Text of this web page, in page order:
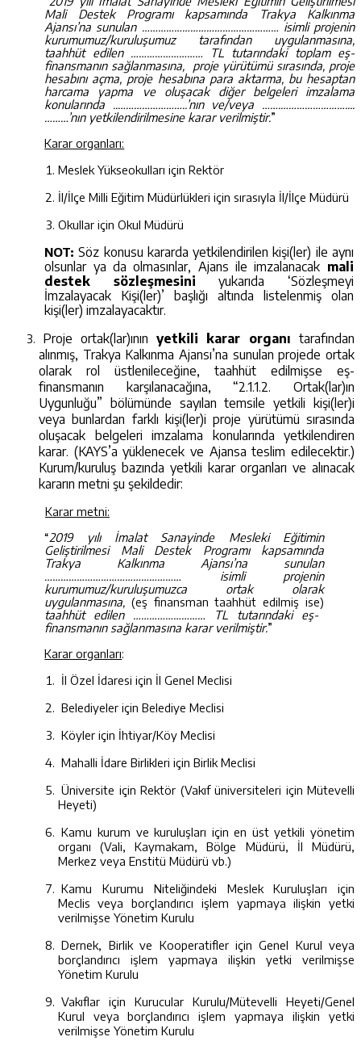
Mali Destek Programı kapsamında Trakya Kalkınma
Ajansı’na sunulan …………………………………………… isimli projenin
kurumumuz/kuruluşumuz tarafından uygulanmasına,
taahhüt edilen ……………………… TL tutarındaki toplam eş-
finansmanın sağlanmasına, proje yürütümü sırasında, proje
hesabını açma, proje hesabına para aktarma, bu hesaptan
harcama yapma ve oluşacak diğer belgeleri imzalama
konularında ..……………………..’nın ve/veya …….……………………....
………’nın yetkilendirilmesine karar verilmiştir.”
Karar organları:
Meslek Yükseokulları için Rektör
İl/İlçe Milli Eğitim Müdürlükleri için sırasıyla İl/İlçe Müdürü
Okullar için Okul Müdürü
NOT:Söz konusu kararda yetkilendirilen kişi(ler) ile aynı
olsunlar ya da olmasınlar, Ajans ile imzalanacak mali
destek
sözleşmesini yukarıda ‘Sözleşmeyi
İmzalayacak Kişi(ler)’ başlığı altında listelenmiş olan
kişi(ler) imzalayacaktır.
Proje ortak(lar)ınınyetkili karar organı tarafından
alınmış, Trakya Kalkınma Ajansı’na sunulan projede ortak
olarak rol üstlenileceğine, taahhüt edilmişse eş-
finansmanın karşılanacağına, “2.1.1.2. Ortak(lar)ın
Uygunluğu” bölümünde sayılan temsile yetkili kişi(ler)i
veya bunlardan farklı kişi(ler)iproje yürütümü sırasında
oluşacak belgeleri imzalama konularında yetkilendiren
karar. (KAYS’a yüklenecek ve Ajansa teslim edilecektir.)
Kurum/kuruluş bazında yetkili karar organları ve alınacak
kararın metni şu şekildedir:
Karar metni:
“2019 yılı İmalat Sanayinde Mesleki Eğitimin
Geliştirilmesi Mali Destek Programı kapsamında
Trakya Kalkınma Ajansı’na sunulan
…………………………………………… isimli projenin
kurumumuz/kuruluşumuzca ortak olarak
uygulanmasına, (eş finansman taahhüt edilmiş ise)
taahhüt edilen ……………………… TL tutarındaki eş-
finansmanın sağlanmasına karar verilmiştir.”
Karar organları:
İl Özel İdaresi için İl Genel Meclisi
Belediyeler için Belediye Meclisi
Köyler için İhtiyar/Köy Meclisi
Mahalli İdare Birlikleri için Birlik Meclisi
Üniversite için Rektör (Vakıf üniversiteleri için Mütevelli
Heyeti)
Kamu kurum ve kuruluşları için en üst yetkili yönetim
organı (Vali, Kaymakam, Bölge Müdürü, İl Müdürü,
Merkez veya Enstitü Müdürü vb.)
Kamu Kurumu Niteliğindeki Meslek Kuruluşları için
Meclis veya borçlandırıcı işlem yapmaya ilişkin yetki
verilmişse Yönetim Kurulu
Dernek, Birlik ve Kooperatifler için Genel Kurul veya
borçlandırıcı işlem yapmaya ilişkin yetki verilmişse
Yönetim Kurulu
Vakıflar için Kurucular Kurulu/Mütevelli Heyeti/Genel
Kurul veya borçlandırıcı işlem yapmaya ilişkin yetki
verilmişse Yönetim Kurulu